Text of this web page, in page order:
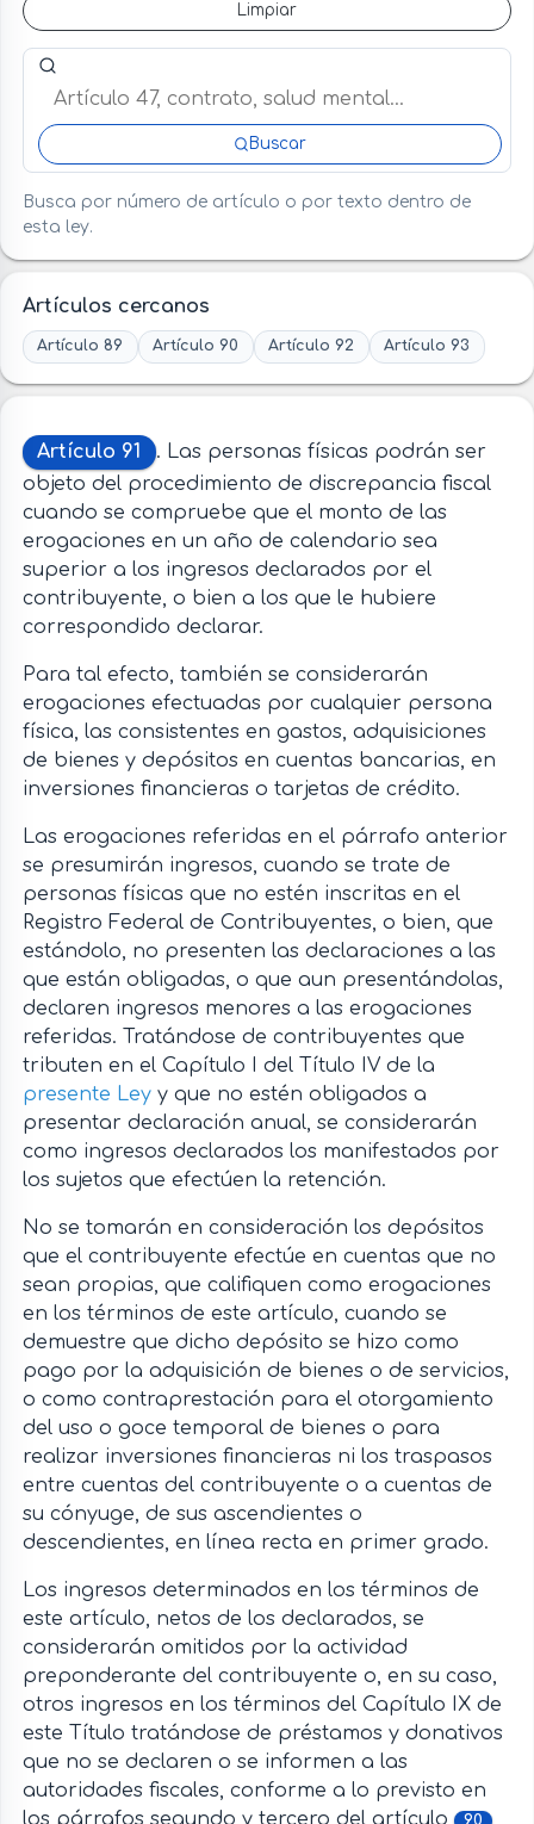
Limpiar
Buscar artículo o término en esta ley
Buscar
Busca por número de artículo o por texto dentro de
esta ley.
Artículos cercanos
Artículo 89 Artículo 90 Artículo 92 Artículo 93
Artículo 91
. Las personas físicas podrán ser
objeto del procedimiento de discrepancia fiscal
cuando se compruebe que el monto de las
erogaciones en un año de calendario sea
superior a los ingresos declarados por el
contribuyente, o bien a los que le hubiere
correspondido declarar.
Para tal efecto, también se considerarán
erogaciones efectuadas por cualquier persona
física, las consistentes en gastos, adquisiciones
de bienes y depósitos en cuentas bancarias, en
inversiones financieras o tarjetas de crédito.
Las erogaciones referidas en el párrafo anterior
se presumirán ingresos, cuando se trate de
personas físicas que no estén inscritas en el
Registro Federal de Contribuyentes, o bien, que
estándolo, no presenten las declaraciones a las
que están obligadas, o que aun presentándolas,
declaren ingresos menores a las erogaciones
referidas. Tratándose de contribuyentes que
tributen en el Capítulo I del Título IV de la
presente Leyy que no estén obligados a
presentar declaración anual, se considerarán
como ingresos declarados los manifestados por
los sujetos que efectúen la retención.
No se tomarán en consideración los depósitos
que el contribuyente efectúe en cuentas que no
sean propias, que califiquen como erogaciones
en los términos de este artículo, cuando se
demuestre que dicho depósito se hizo como
pago por la adquisición de bienes o de servicios,
o como contraprestación para el otorgamiento
del uso o goce temporal de bienes o para
realizar inversiones financieras ni los traspasos
entre cuentas del contribuyente o a cuentas de
su cónyuge, de sus ascendientes o
descendientes, en línea recta en primer grado.
Los ingresos determinados en los términos de
este artículo, netos de los declarados, se
considerarán omitidos por la actividad
preponderante del contribuyente o, en su caso,
otros ingresos en los términos del Capítulo IX de
este Título tratándose de préstamos y donativos
que no se declaren o se informen a las
autoridades fiscales, conforme a lo previsto en
los párrafos segundo y tercero del artículo
90